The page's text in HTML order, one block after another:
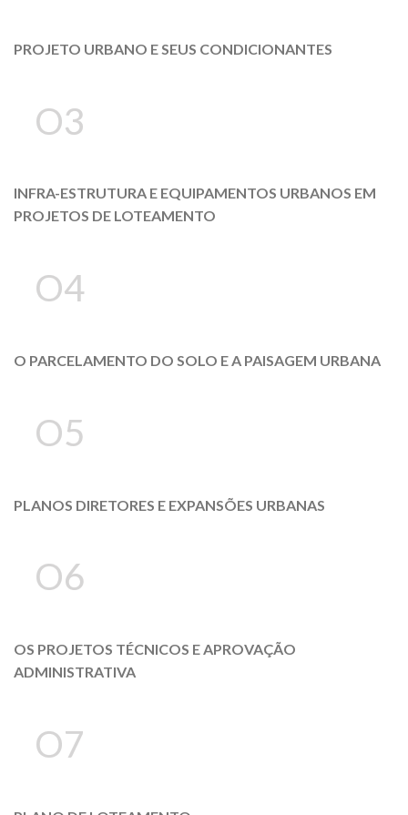
PROJETO URBANO E SEUS CONDICIONANTES
O3
INFRA-ESTRUTURA E EQUIPAMENTOS URBANOS EM
PROJETOS DE LOTEAMENTO
O4
O PARCELAMENTO DO SOLO E A PAISAGEM URBANA
O5
PLANOS DIRETORES E EXPANSÕES URBANAS
O6
OS PROJETOS TÉCNICOS E APROVAÇÃO
ADMINISTRATIVA
O7